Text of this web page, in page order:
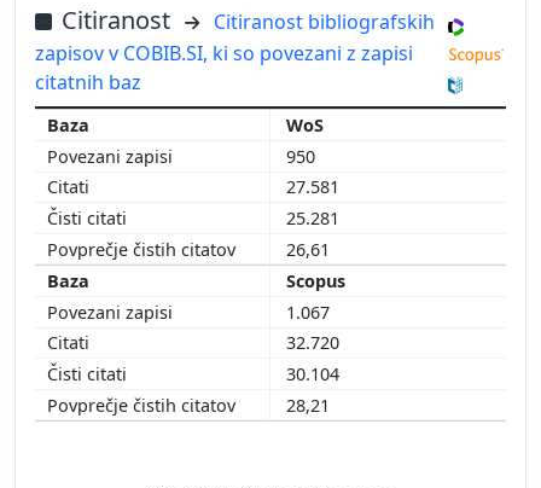
Citiranost
Citiranost bibliografskih
zapisov v COBIB.SI, ki so povezani z zapisi
citatnih baz
WoS
950
27.581
25.281
26,61
Scopus
1.067
32.720
30.104
28,21